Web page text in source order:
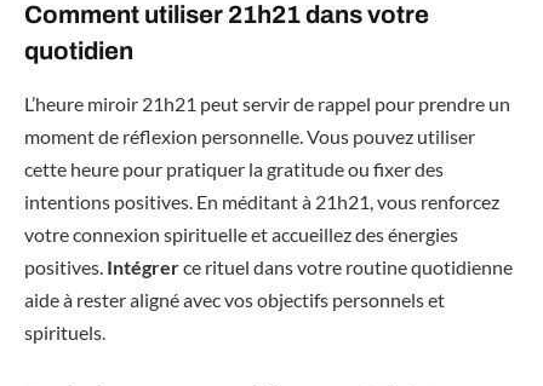
Comment utiliser 21h21 dans votre
quotidien
L’heure miroir 21h21 peut servir de rappel pour prendre un
moment de réflexion personnelle. Vous pouvez utiliser
cette heure pour pratiquer la gratitude ou fixer des
intentions positives. En méditant à 21h21, vous renforcez
votre connexion spirituelle et accueillez des énergies
positives. Intégrerce rituel dans votre routine quotidienne
aide à rester aligné avec vos objectifs personnels et
spirituels.